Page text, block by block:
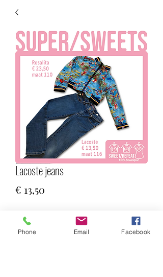
Lacoste jeans
€ 13,50
Aantal
Phone Email Facebook